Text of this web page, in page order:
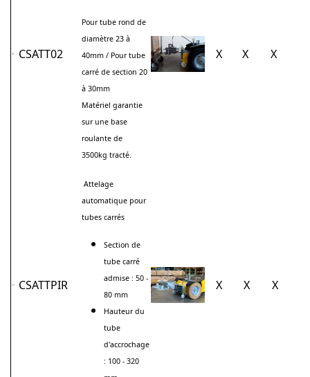
CSATT02
Pour tube rond de
diamètre 23 à
40mm / Pour tube
carré de section 20
à 30mm
Matériel garantie
sur une base
roulante de
3500kg tracté.
X X X
CSATTPIR
Attelage
automatique pour
tubes carrés
Section de
tube carré
admise : 50 -
80 mm
Hauteur du
tube
d'accrochage
: 100 - 320
X X X